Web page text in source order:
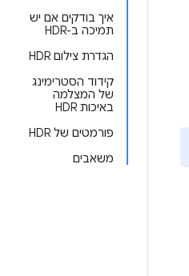
איך בודקים אם יש
תמיכה ב-HDR
הגדרת צילום HDR
קידוד הסטרימינג
של המצלמה
באיכות HDR
פורמטים של HDR
משאבים